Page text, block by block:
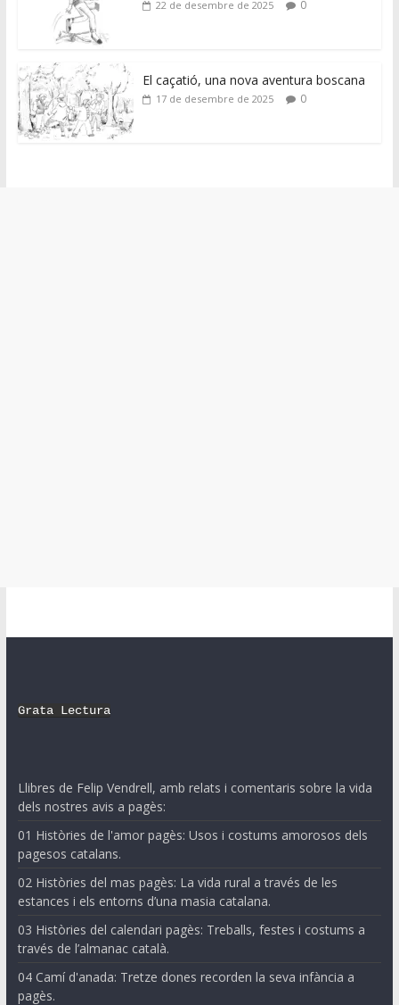
22 de desembre de 2025 0
El caçatió, una nova aventura boscana
17 de desembre de 2025 0
Grata Lectura
Llibres de Felip Vendrell, amb relats i comentaris sobre la vida
dels nostres avis a pagès:
01 Històries de l'amor pagès: Usos i costums amorosos dels
pagesos catalans.
02 Històries del mas pagès: La vida rural a través de les
estances i els entorns d’una masia catalana.
03 Històries del calendari pagès: Treballs, festes i costums a
través de l’almanac català.
04 Camí d'anada: Tretze dones recorden la seva infància a
pagès.